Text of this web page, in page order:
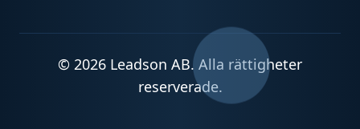
© 2026 Leadson AB. Alla rättigheter
reserverade.